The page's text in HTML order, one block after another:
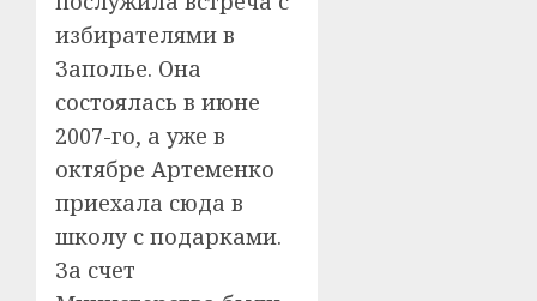
избирателями в
Заполье. Она
состоялась в июне
2007-го, а уже в
октябре Артеменко
приехала сюда в
школу с подарками.
За счет